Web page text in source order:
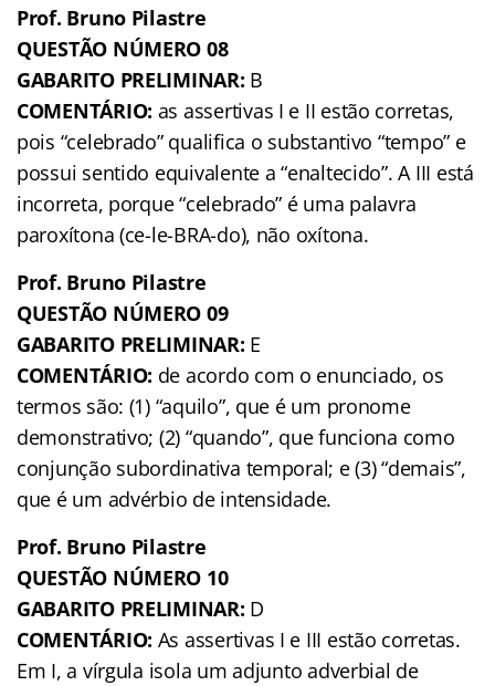
Prof. Bruno Pilastre
QUESTÃO NÚMERO 08
GABARITO PRELIMINAR: B
COMENTÁRIO: as assertivas I e II estão corretas,
pois “celebrado” qualifica o substantivo “tempo” e
possui sentido equivalente a “enaltecido”. A III está
incorreta, porque “celebrado” é uma palavra
paroxítona (ce-le-BRA-do), não oxítona.
Prof. Bruno Pilastre
QUESTÃO NÚMERO 09
GABARITO PRELIMINAR: E
COMENTÁRIO: de acordo com o enunciado, os
termos são: (1) “aquilo”, que é um pronome
demonstrativo; (2) “quando”, que funciona como
conjunção subordinativa temporal; e (3) “demais”,
que é um advérbio de intensidade.
Prof. Bruno Pilastre
QUESTÃO NÚMERO 10
GABARITO PRELIMINAR: D
COMENTÁRIO: As assertivas I e III estão corretas.
Em I, a vírgula isola um adjunto adverbial de